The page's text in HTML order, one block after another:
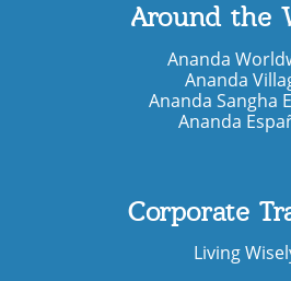
Around the
Ananda
Ananda
Ananda Sangha
Ananda
Corporate
Living